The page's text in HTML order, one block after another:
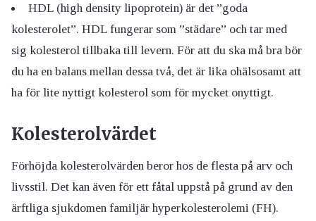
HDL (high density lipoprotein) är det ”goda
kolesterolet”. HDL fungerar som ”städare” och tar med
sig kolesterol tillbaka till levern. För att du ska må bra bör
du ha en balans mellan dessa två, det är lika ohälsosamt att
ha för lite nyttigt kolesterol som för mycket onyttigt.
Kolesterolvärdet
Förhöjda kolesterolvärden beror hos de flesta på arv och
livsstil. Det kan även för ett fåtal uppstå på grund av den
ärftliga sjukdomen familjär hyperkolesterolemi (FH).